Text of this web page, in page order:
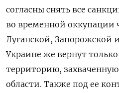
согласны снять все
во временной оккупации
Луганской, Запорожской
Украине же вернут
территорию,
области. Также под ее